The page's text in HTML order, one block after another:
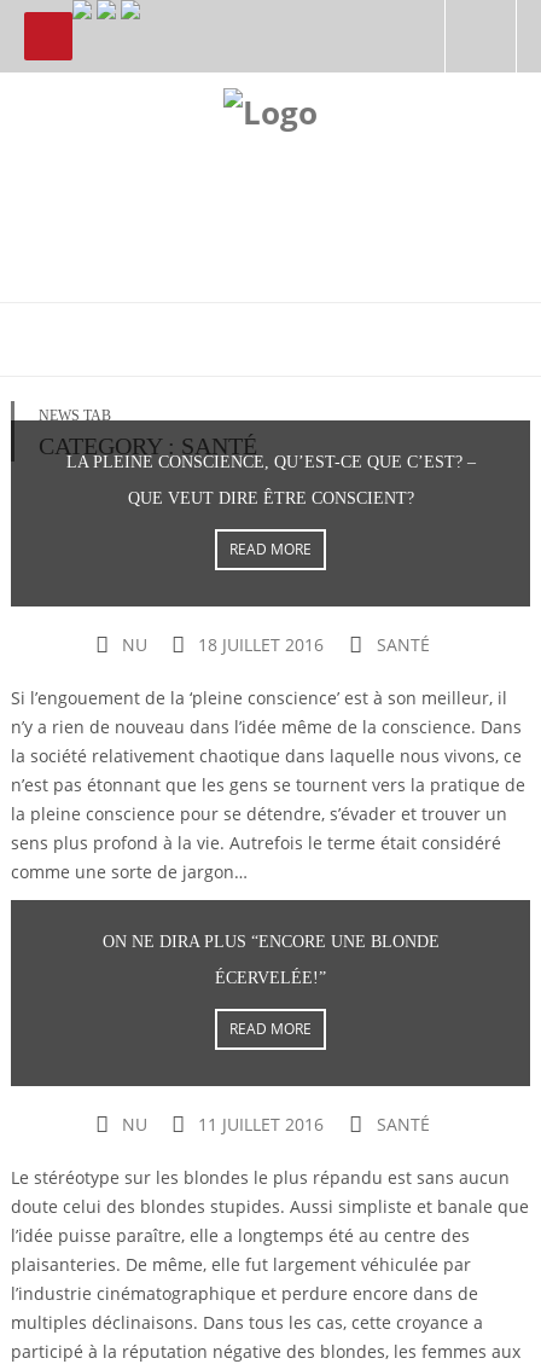
NEWS TAB
CATEGORY : SANTÉ
LA PLEINE CONSCIENCE, QU’EST-CE QUE C’EST? –
QUE VEUT DIRE ÊTRE CONSCIENT?
READ MORE
NU 18 JUILLET 2016 SANTÉ
Si l’engouement de la ‘pleine conscience’ est à son meilleur, il
n’y a rien de nouveau dans l’idée même de la conscience. Dans
la société relativement chaotique dans laquelle nous vivons, ce
n’est pas étonnant que les gens se tournent vers la pratique de
la pleine conscience pour se détendre, s’évader et trouver un
sens plus profond à la vie. Autrefois le terme était considéré
comme une sorte de jargon…
ON NE DIRA PLUS “ENCORE UNE BLONDE
ÉCERVELÉE!”
READ MORE
NU 11 JUILLET 2016 SANTÉ
Le stéréotype sur les blondes le plus répandu est sans aucun
doute celui des blondes stupides. Aussi simpliste et banale que
l’idée puisse paraître, elle a longtemps été au centre des
plaisanteries. De même, elle fut largement véhiculée par
l’industrie cinématographique et perdure encore dans de
multiples déclinaisons. Dans tous les cas, cette croyance a
participé à la réputation négative des blondes, les femmes aux